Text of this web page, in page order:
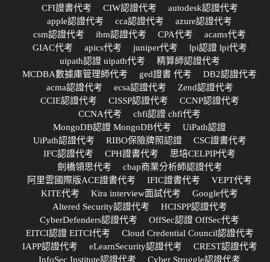
CFI證書代考
CIW認證代考
autodesk認證代考
apple認證代考
cca認證代考
azure認證代考
csm認證代考
ibm認證代考 CPA代考
acams代考
GIAC代考
apics代考 juniper代考
lpi認證 lpi代考
uipath認證 uipath代考
精算師認證代考
MCDBA數據庫管理師代考
ged證書 代考
DB2認證代考
acma認證代考
ecsa認證代考
Zend認證代考
CCIE認證代考
CISSP認證代考
CCNP認證代考
CCNA代考
chfi認證 chfi代考
MongoDB認證 MongoDB代考
UiPath認證
UiPath認證代考
RIBO保險牌照認證
CSC證書代考
IFC認證代考
CPH證書代考
思培CELPIP代考
劍橋領思代考
cbap商業分析師認證代考
阿里雲國際版ACE證書代考
IFIC證書代考
VEPT代考
KITE代考
Kira interview面試代考
Google代考
Altered Security認證代考
HCISPP認證代考
CyberDefenders認證代考
OffSec認證 OffSec代考
EITCI認證 EITCI代考
Cloud Credential Council認證代考
IAPP認證代考
eLearnSecurity認證代考
CREST認證代考
InfoSec Institute認證代考
Cyber Struggle認證代考